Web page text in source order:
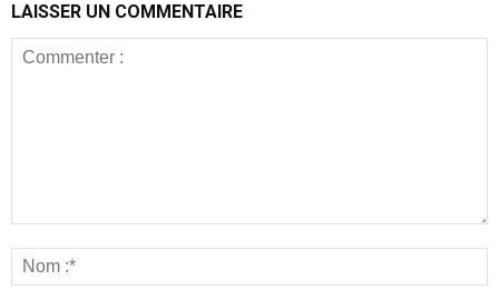
LAISSER UN COMMENTAIRE